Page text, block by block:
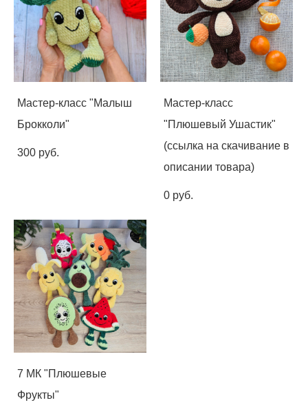
Мастер-класс "Малыш
Брокколи"
300 pуб.
Мастер-класс
"Плюшевый Ушастик"
(ссылка на скачивание в
описании товара)
0 pуб.
7 МК "Плюшевые
Фрукты"